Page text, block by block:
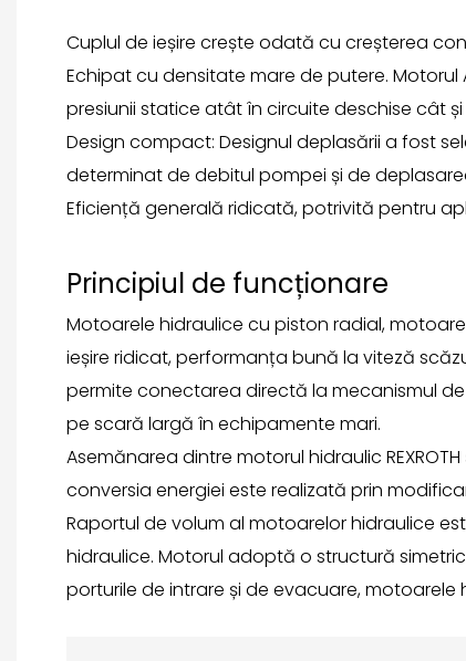
Cuplul de ieșire crește odată cu creșterea
Echipat cu densitate mare de putere. Motorul
presiunii statice atât în ​​circuite deschise cât și
Design compact: Designul deplasării a fost
determinat de debitul pompei și de
Eficiență generală ridicată, potrivită pentru
Principiul de funcționare
Motoarele hidraulice cu piston radial,
ieșire ridicat, performanța bună la viteză
permite conectarea directă la mecanismul
pe scară largă în echipamente mari.
Asemănarea dintre motorul hidraulic
conversia energiei este realizată prin
Raportul de volum al motoarelor hidraulice
hidraulice. Motorul adoptă o structură
porturile de intrare și de evacuare,